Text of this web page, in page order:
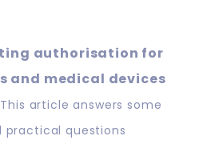
authorisation for
and medical devices
This article answers some
practical questions